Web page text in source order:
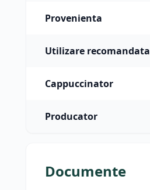
Provenienta
Utilizare recomandata
Cappuccinator
Producator
Documente